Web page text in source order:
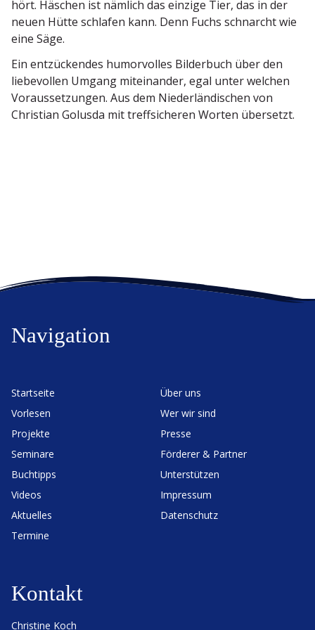
hört. Häschen ist nämlich das einzige Tier, das in der
neuen Hütte schlafen kann. Denn Fuchs schnarcht wie
eine Säge.
Ein entzü­ckendes humor­volles Bilderbuch über den
liebe­vollen Umgang mitein­ander, egal unter welchen
Voraus­set­zungen. Aus dem Nieder­län­di­schen von
Christian Golusda mit treff­si­cheren Worten übersetzt.
Navigation
Start­seite
Vorlesen
Projekte
Seminare
Buchtipps
Videos
Aktuelles
Termine
Über uns
Wer wir sind
Presse
Förderer & Partner
Unter­stützen
Impressum
Daten­schutz
Kontakt
Christine Koch